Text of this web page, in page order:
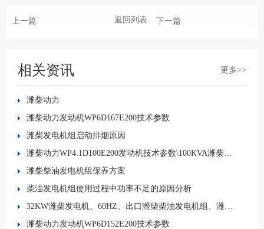
上一篇 下一篇
返回列表
相关资讯 更多>>
潍柴动力
潍柴动力发动机WP6D167E200技术参数
潍柴发电机组启动排烟原因
潍柴柴油发电机组保养方案
柴油发电机组使用过程中功率不足的原因分析
潍柴动力发动机WP6D152E200技术参数